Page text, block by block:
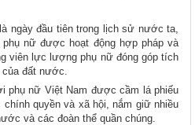
ngày đầu tiên trong lịch sử nước ta,
phụ nữ được hoạt động hợp pháp và
viên lực lượng phụ nữ đóng góp tích
đất nước.
phụ nữ Việt Nam được cầm lá phiếu
quyền và xã hội, nắm giữ nhiều
và các đoàn thể quần chúng.